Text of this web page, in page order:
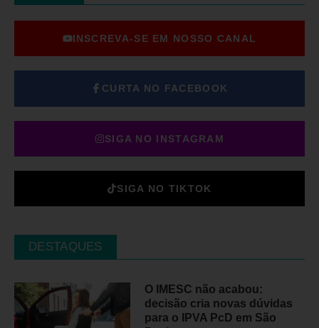
INSCREVA-SE EM NOSSO CANAL
CURTA NO FACEBOOK
SIGA NO INSTAGRAM
SIGA NO TIKTOK
DESTAQUES
O IMESC não acabou:
decisão cria novas dúvidas
para o IPVA PcD em São